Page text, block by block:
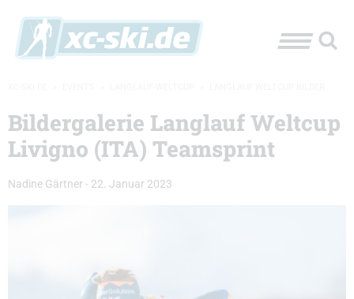
Bildergalerie Langlauf Weltcup
Livigno (ITA) Teamsprint
Nadine Gärtner - 22. Januar 2023